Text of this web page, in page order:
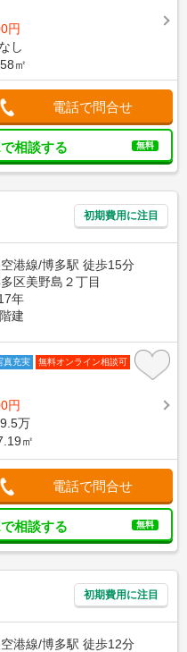
円
なし
㎡
電話で問合せ
相談する 無料
初期費用に注目
港線/博多駅 徒歩15分
区美野島２丁目
年
建
真充実 無料オンライン相談可
円
9.5万
㎡
電話で問合せ
相談する 無料
初期費用に注目
港線/博多駅 徒歩12分